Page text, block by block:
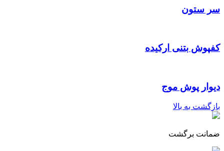
سر ستون
کفپوش بتنی ارکیده
دیوار پوش موج
بازگشت به بالا
ضمانت برگشت